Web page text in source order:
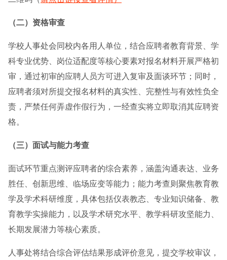
（二）资格审查
学校人事处会同校内各用人单位，结合应聘者教育背景、学
科专业优势、岗位适配度等核心要素对报名材料开展严格初
审，通过初审的应聘人员方可进入复审及面谈环节；同时，
应聘者须对所提交报名材料的真实性、完整性与有效性负全
责，严禁任何弄虚作假行为，一经查实将立即取消其应聘资
格。
（三）面试与能力考查
面试环节重点测评应聘者的综合素养，涵盖沟通表达、业务
胜任、创新思维、临场应变等能力；能力考查则聚焦教育教
学及学术科研维度，具体包括仪表教态、专业知识储备、教
育教学实操能力，以及学术研究水平、教学科研攻坚能力、
长期发展潜力等核心素质。
人事处将结合综合评估结果形成评价意见，提交学校审议，